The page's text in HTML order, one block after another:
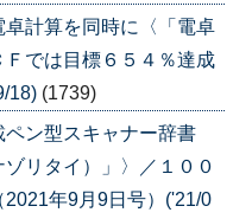
計算を同時に〈「電卓
では目標６５４％達成
18) (1739)
ン型スキャナー辞書
ゾリタイ）」〉／１００
年9月9日号）('21/0